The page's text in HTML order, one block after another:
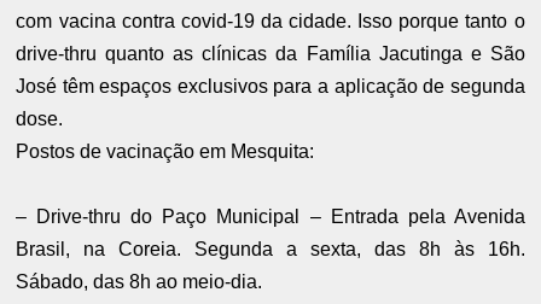
com vacina contra covid-19 da cidade. Isso porque tanto o
drive-thru quanto as clínicas da Família Jacutinga e São
José têm espaços exclusivos para a aplicação de segunda
dose.
Postos de vacinação em Mesquita:
– Drive-thru do Paço Municipal – Entrada pela Avenida
Brasil, na Coreia. Segunda a sexta, das 8h às 16h.
Sábado, das 8h ao meio-dia.